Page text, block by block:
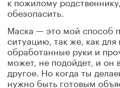
обезопасить.
Маска — это мой способ
ситуацию, так же, как
обработанные руки и
может, не подойдет, и он
другое. Но когда ты
нужно быть готовым